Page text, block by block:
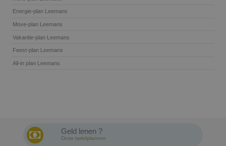
Energie-plan Leemans
Move-plan Leemans
Vakantie-plan Leemans
Feest-plan Leemans
All-in plan Leemans
Geld lenen ?
Onze tariefplannen